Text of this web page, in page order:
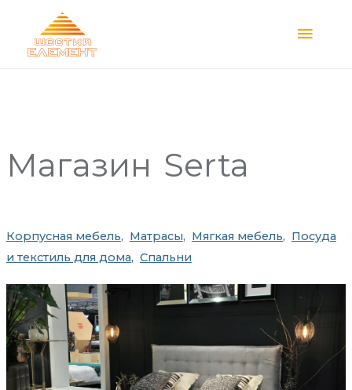
Main
Магазин Serta
Корпусная мебель Матрасы Мягкая мебель
Посуда
и текстиль для дома
Спальни